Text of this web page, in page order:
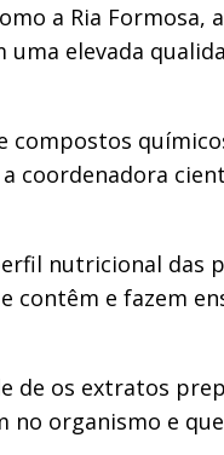
a Ria Formosa,
uma elevada
compostos
coordenadora
nutricional das
contêm e fazem
de os extratos
organismo e